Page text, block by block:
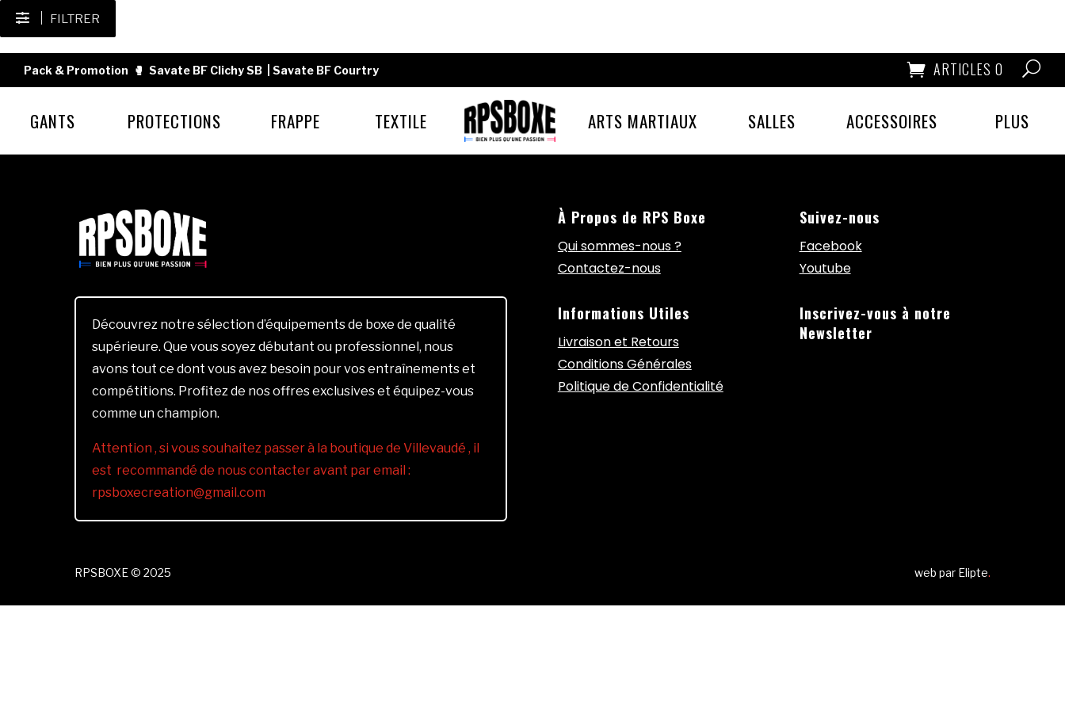
FILTRER
Pack & Promotion 🥊 Savate BF Clichy SB Savate BF Courtry ARTICLES 0
GANTS PROTECTIONS FRAPPE TEXTILE ARTS MARTIAUX SALLES ACCESSOIRES PLUS
Découvrez notre sélection d’équipements de boxe de qualité
supérieure. Que vous soyez débutant ou professionnel, nous
avons tout ce dont vous avez besoin pour vos entraînements et
compétitions. Profitez de nos offres exclusives et équipez-vous
comme un champion.
Attention , si vous souhaitez passer à la boutique de Villevaudé , il
est recommandé de nous contacter avant par email :
rpsboxecreation@gmail.com
À Propos de RPS Boxe
Qui sommes-nous ?
Contactez-nous
Informations Utiles
Livraison et Retours
Conditions Générales
Politique de Confidentialité
Suivez-nous
Facebook
Youtube
Inscrivez-vous à notre
Newsletter
RPSBOXE © 2025 web par Elipte.